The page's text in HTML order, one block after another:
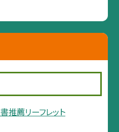
推薦リーフレット